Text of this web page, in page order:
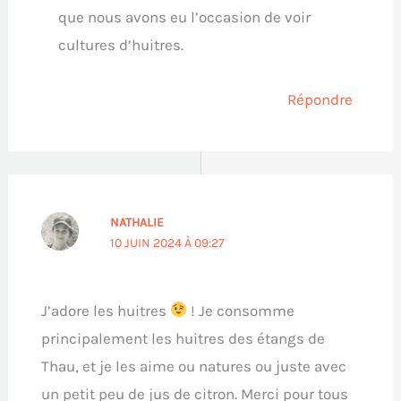
que nous avons eu l’occasion de voir
cultures d’huitres.
Répondre
NATHALIE
10 JUIN 2024 À 09:27
J’adore les huitres
! Je consomme
principalement les huitres des étangs de
Thau, et je les aime ou natures ou juste avec
un petit peu de jus de citron. Merci pour tous